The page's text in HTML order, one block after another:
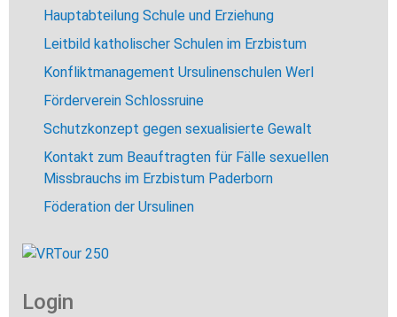
Hauptabteilung Schule und Erziehung
Leitbild katholischer Schulen im Erzbistum
Konfliktmanagement Ursulinenschulen Werl
Förderverein Schlossruine
Schutzkonzept gegen sexualisierte Gewalt
Kontakt zum Beauftragten für Fälle sexuellen
Missbrauchs im Erzbistum Paderborn
Föderation der Ursulinen
Login